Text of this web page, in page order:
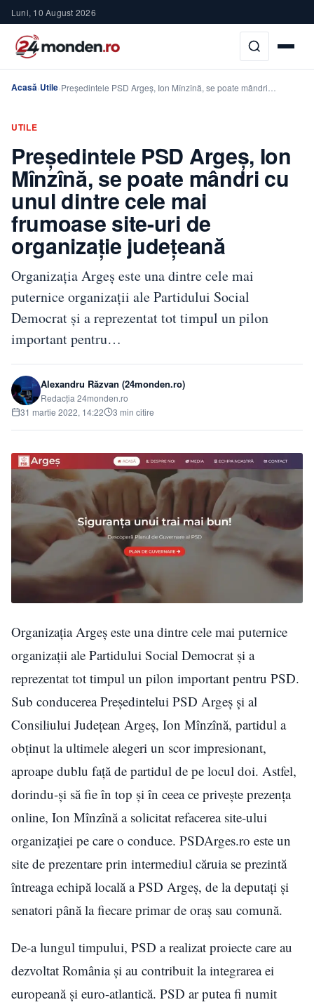
Luni, 10 August 2026
Acasă›Utile›Preşedintele PSD Argeş, Ion Mînzînă, se poate mândri…
UTILE
Preşedintele PSD Argeş, Ion
Mînzînă, se poate mândri cu
unul dintre cele mai
frumoase site-uri de
organizaţie judeţeană
Organizaţia Argeş este una dintre cele mai
puternice organizaţii ale Partidului Social
Democrat şi a reprezentat tot timpul un pilon
important pentru…
Alexandru Răzvan (24monden.ro)
Redacția 24monden.ro
31 martie 2022, 14:22
3 min citire
Organizaţia Argeş este una dintre cele mai puternice
organizaţii ale Partidului Social Democrat şi a
reprezentat tot timpul un pilon important pentru PSD.
Sub conducerea Preşedintelui PSD Argeş şi al
Consiliului Judeţean Argeş, Ion Mînzînă, partidul a
obţinut la ultimele alegeri un scor impresionant,
aproape dublu faţă de partidul de pe locul doi. Astfel,
dorindu-şi să fie în top şi în ceea ce priveşte prezenţa
online, Ion Mînzînă a solicitat refacerea site-ului
organizaţiei pe care o conduce. PSDArges.ro este un
site de prezentare prin intermediul căruia se prezintă
întreaga echipă locală a PSD Argeş, de la deputaţi şi
senatori până la fiecare primar de oraş sau comună.
De-a lungul timpului, PSD a realizat proiecte care au
dezvoltat România și au contribuit la integrarea ei
europeană și euro-atlantică. PSD ar putea fi numit